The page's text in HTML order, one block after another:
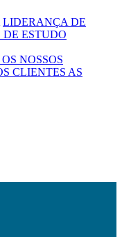
LIDERANÇA DE
DE ESTUDO
OS NOSSOS
CLIENTES AS